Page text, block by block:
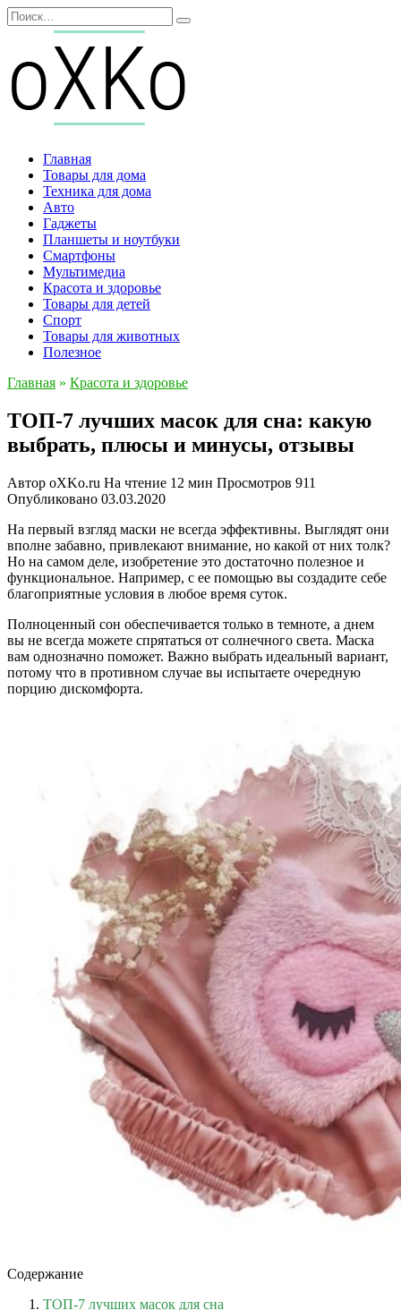
Перейти
к
содержанию
Search
for:
Главная
Товары для дома
Техника для дома
Авто
Гаджеты
Планшеты и ноутбуки
Смартфоны
Мультимедиа
Красота и здоровье
Товары для детей
Спорт
Товары для животных
Полезное
Главная » Красота и здоровье
ТОП-7 лучших масок для сна: какую
выбрать, плюсы и минусы, отзывы
Автор oXKo.ru На чтение 12 мин Просмотров 911
Опубликовано 03.03.2020
На первый взгляд маски не всегда эффективны. Выглядят они
вполне забавно, привлекают внимание, но какой от них толк?
Но на самом деле, изобретение это достаточно полезное и
функциональное. Например, с ее помощью вы создадите себе
благоприятные условия в любое время суток.
Полноценный сон обеспечивается только в темноте, а днем
вы не всегда можете спрятаться от солнечного света. Маска
вам однозначно поможет. Важно выбрать идеальный вариант,
потому что в противном случае вы испытаете очередную
порцию дискомфорта.
Содержание
ТОП-7 лучших масок для сна